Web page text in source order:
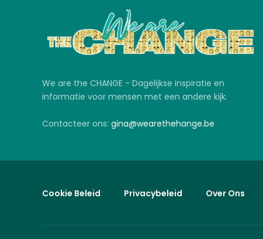
We are the CHANGE - Dagelijkse inspiratie en
informatie voor mensen met een andere kijk.
Contacteer ons: gina@wearethehange.be
Cookie Beleid Privacybeleid Over Ons